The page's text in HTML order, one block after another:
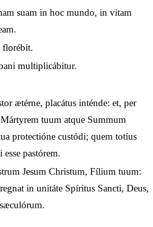
suam in hoc mundo, in vitam
florébit.
multiplicábitur.
ætérne, placátus inténde: et, per
tuum atque Summum
protectióne custódi; quem totíus
pastórem.
Jesum Christum, Fílium tuum:
in unitáte Spíritus Sancti, Deus,